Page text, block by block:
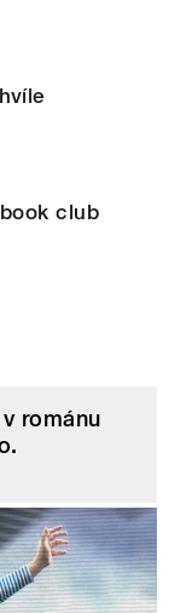
club
románu